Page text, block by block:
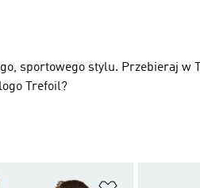
sportowego stylu. Przebieraj w
Trefoil?